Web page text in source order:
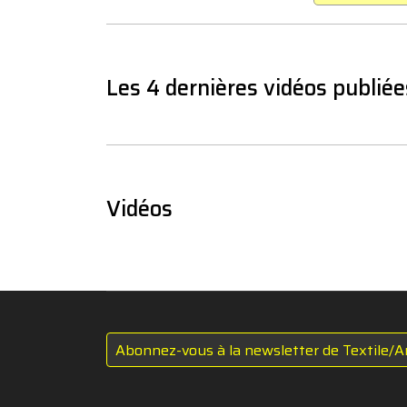
Les 4 dernières vidéos
Vidéos
Abonnez-vous à la newsletter de Textile/